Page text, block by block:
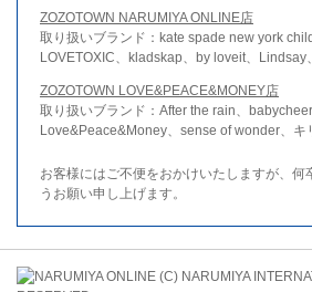
ZOZOTOWN NARUMIYA ONLINE店
取り扱いブランド：kate spade new york
LOVETOXIC、kladskap、by loveit、Lindsay
ZOZOTOWN LOVE&PEACE&MONEY店
取り扱いブランド：After the rain、babycheer
Love&Peace&Money、sense of wonder、キ
お客様にはご不便をおかけいたしますが、何
うお願い申し上げます。